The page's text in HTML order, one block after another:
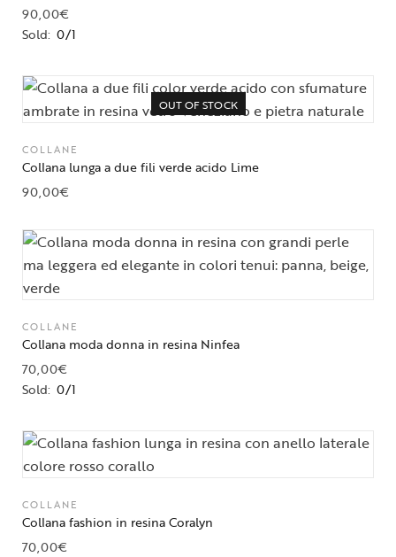
90,00€
Sold: 0/1
OUT OF STOCK
COLLANE
Collana lunga a due fili verde acido Lime
90,00€
COLLANE
Collana moda donna in resina Ninfea
70,00€
Sold: 0/1
COLLANE
Collana fashion in resina Coralyn
70,00€